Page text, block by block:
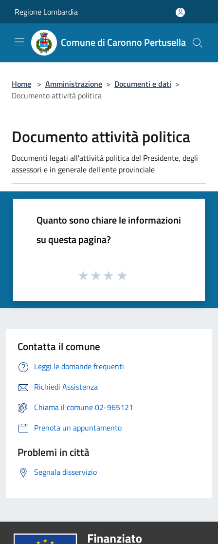
Regione Lombardia
Comune di Caronno Pertusella
Home > Amministrazione > Documenti e dati >
Documento attività politica
Documento attività politica
Documenti legati all'attività politica del Presidente, degli
assessori e in generale dell'ente provinciale
Quanto sono chiare le informazioni
su questa pagina?
Contatta il comune
Leggi le domande frequenti
Richiedi Assistenza
Chiama il comune 02-965121
Prenota un appuntamento
Problemi in città
Segnala disservizio